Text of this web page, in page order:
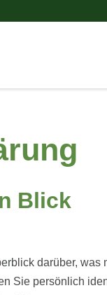
Blick
darüber,
Sie persönlich